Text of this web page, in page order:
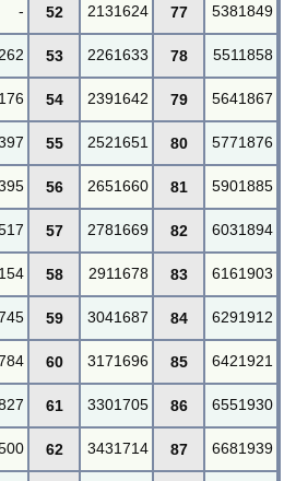
- 52 2131624 77 5381849
53 2261633 78 5511858
54 2391642 79 5641867
55 2521651 80 5771876
56 2651660 81 5901885
57 2781669 82 6031894
58 2911678 83 6161903
59 3041687 84 6291912
60 3171696 85 6421921
61 3301705 86 6551930
62 3431714 87 6681939